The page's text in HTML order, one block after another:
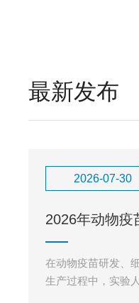
最新发布
2026-07-30
2026年动物疫
优质供应商推
在动物疫苗研发、
生产过程中，实验